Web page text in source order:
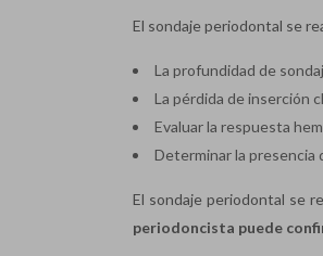
El sondaje periodontal se
La profundidad de
La pérdida de inserción
Evaluar la respuesta
Determinar la presencia
El sondaje periodontal se
periodoncista puede